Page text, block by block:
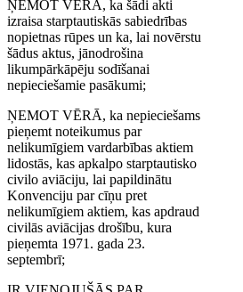
ŅEMOT VĒRĀ, ka šādi akti
izraisa starptautiskās sabiedrības
nopietnas rūpes un ka, lai novērstu
šādus aktus, jānodrošina
likumpārkāpēju sodīšanai
nepieciešamie pasākumi;
ŅEMOT VĒRĀ, ka nepieciešams
pieņemt noteikumus par
nelikumīgiem vardarbības aktiem
lidostās, kas apkalpo starptautisko
civilo aviāciju, lai papildinātu
Konvenciju par cīņu pret
nelikumīgiem aktiem, kas apdraud
civilās aviācijas drošību, kura
pieņemta 1971. gada 23.
septembrī;